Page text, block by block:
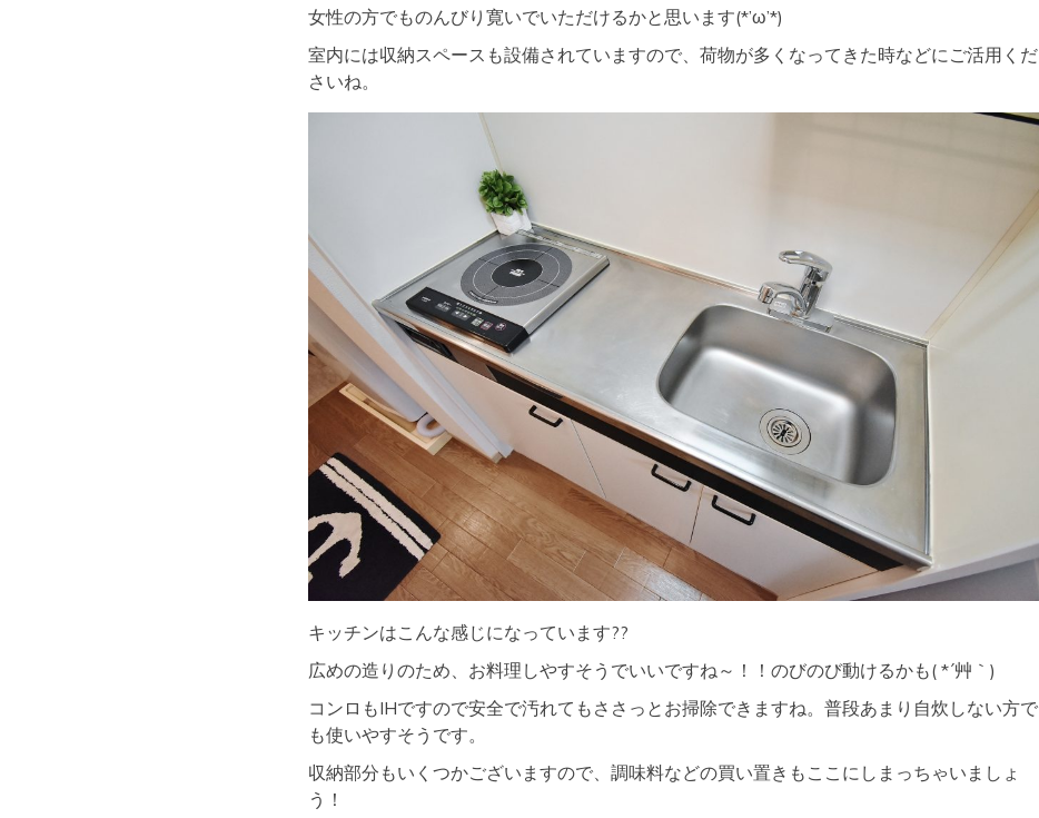
女性の方でものんびり寛いでいただけるかと思います(*’ω’*)
室内には収納スペースも設備されていますので、荷物が多くなってきた時などにご活用くだ
さいね。
キッチンはこんな感じになっています??
広めの造りのため、お料理しやすそうでいいですね～！！のびのび動けるかも( *´艸｀)
コンロもIHですので安全で汚れてもささっとお掃除できますね。普段あまり自炊しない方で
も使いやすそうです。
収納部分もいくつかございますので、調味料などの買い置きもここにしまっちゃいましょ
う！